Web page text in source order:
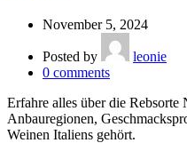
November 5, 2024
Posted by
leonie
0 comments
Erfahre alles über die Rebsorte
Anbauregionen,
Weinen Italiens gehört.